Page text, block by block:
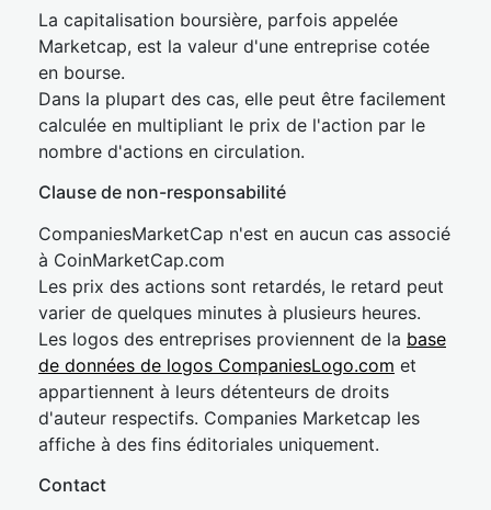
La capitalisation boursière, parfois appelée
Marketcap, est la valeur d'une entreprise cotée
en bourse.
Dans la plupart des cas, elle peut être facilement
calculée en multipliant le prix de l'action par le
nombre d'actions en circulation.
Clause de non-responsabilité
CompaniesMarketCap n'est en aucun cas associé
à CoinMarketCap.com
Les prix des actions sont retardés, le retard peut
varier de quelques minutes à plusieurs heures.
Les logos des entreprises proviennent de la base
de données de logos CompaniesLogo.com et
appartiennent à leurs détenteurs de droits
d'auteur respectifs. Companies Marketcap les
affiche à des fins éditoriales uniquement.
Contact